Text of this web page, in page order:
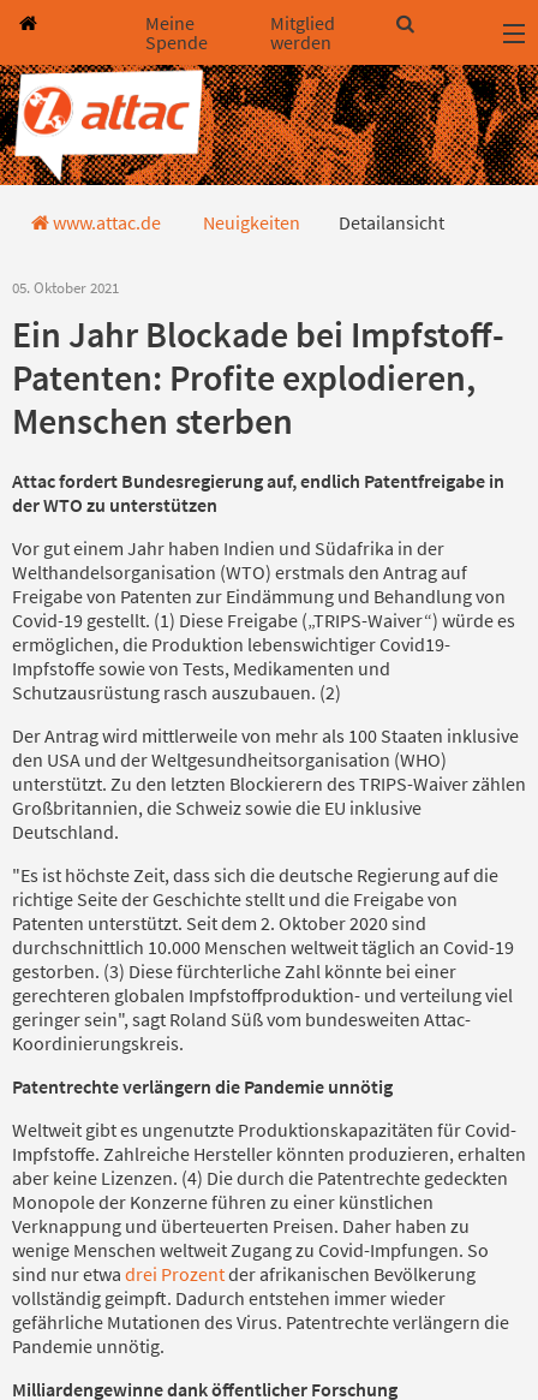
Direkt zum Hauptinhalt springen
Direkt zur Haupt-Navigation springen
Direkt zur Service-Navigation springen
Direkt zur Footer-Navigation springen
Direkt zum Footerinhalt springen
Meine
Spende
Mitglied
werden
Detailansicht
www.attac.de Neuigkeiten Detailansicht
05. Oktober 2021
Ein Jahr Blockade bei Impfstoff-
Patenten: Profite explodieren,
Menschen sterben
Attac fordert Bundesregierung auf, endlich Patentfreigabe in
der WTO zu unterstützen
Vor gut einem Jahr haben Indien und Südafrika in der
Welthandelsorganisation (WTO) erstmals den Antrag auf
Freigabe von Patenten zur Eindämmung und Behandlung von
Covid-19 gestellt. (1) Diese Freigabe („TRIPS-Waiver“) würde es
ermöglichen, die Produktion lebenswichtiger Covid19-
Impfstoffe sowie von Tests, Medikamenten und
Schutzausrüstung rasch auszubauen. (2)
Der Antrag wird mittlerweile von mehr als 100 Staaten inklusive
den USA und der Weltgesundheitsorganisation (WHO)
unterstützt. Zu den letzten Blockierern des TRIPS-Waiver zählen
Großbritannien, die Schweiz sowie die EU inklusive
Deutschland.
"Es ist höchste Zeit, dass sich die deutsche Regierung auf die
richtige Seite der Geschichte stellt und die Freigabe von
Patenten unterstützt. Seit dem 2. Oktober 2020 sind
durchschnittlich 10.000 Menschen weltweit täglich an Covid-19
gestorben. (3) Diese fürchterliche Zahl könnte bei einer
gerechteren globalen Impfstoffproduktion- und verteilung viel
geringer sein", sagt Roland Süß vom bundesweiten Attac-
Koordinierungskreis.
Patentrechte verlängern die Pandemie unnötig
Weltweit gibt es ungenutzte Produktionskapazitäten für Covid-
Impfstoffe. Zahlreiche Hersteller könnten produzieren, erhalten
aber keine Lizenzen. (4) Die durch die Patentrechte gedeckten
Monopole der Konzerne führen zu einer künstlichen
Verknappung und überteuerten Preisen. Daher haben zu
wenige Menschen weltweit Zugang zu Covid-Impfungen. So
sind nur etwa drei Prozentder afrikanischen Bevölkerung
vollständig geimpft. Dadurch entstehen immer wieder
gefährliche Mutationen des Virus. Patentrechte verlängern die
Pandemie unnötig.
Milliardengewinne dank öffentlicher Forschung